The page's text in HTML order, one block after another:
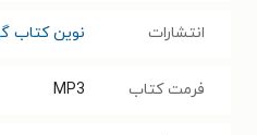
انتشارات نوین کتاب
فرمت کتاب MP3